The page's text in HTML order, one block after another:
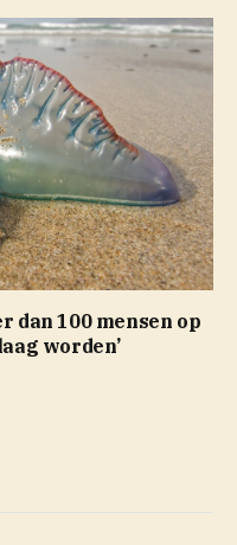
dan 100 mensen op
worden’